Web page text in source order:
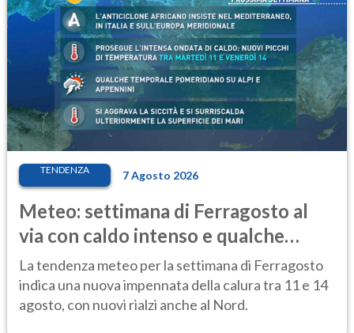
TENDENZA 7 Agosto 2026
Meteo: settimana di Ferragosto al
via con caldo intenso e qualche
temporale
La tendenza meteo per la settimana di Ferragosto
indica una nuova impennata della calura tra 11 e 14
agosto, con nuovi rialzi anche al Nord.